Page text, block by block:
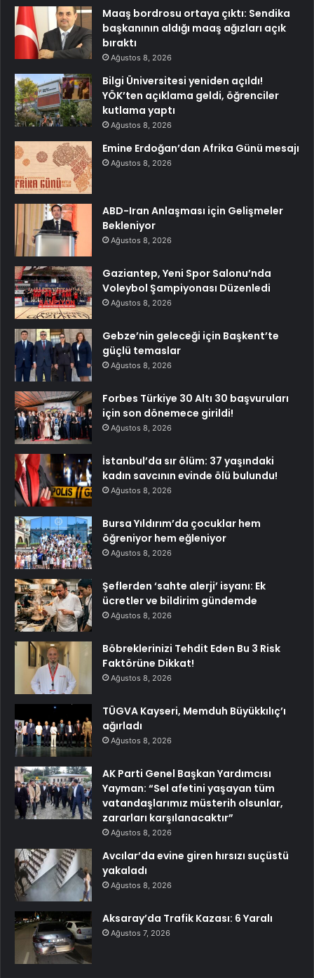
Maaş bordrosu ortaya çıktı: Sendika
başkanının aldığı maaş ağızları açık
bıraktı
Ağustos 8, 2026
Bilgi Üniversitesi yeniden açıldı!
YÖK’ten açıklama geldi, öğrenciler
kutlama yaptı
Ağustos 8, 2026
Emine Erdoğan’dan Afrika Günü mesajı
Ağustos 8, 2026
ABD-Iran Anlaşması için Gelişmeler
Bekleniyor
Ağustos 8, 2026
Gaziantep, Yeni Spor Salonu’nda
Voleybol Şampiyonası Düzenledi
Ağustos 8, 2026
Gebze’nin geleceği için Başkent’te
güçlü temaslar
Ağustos 8, 2026
Forbes Türkiye 30 Altı 30 başvuruları
için son dönemece girildi!
Ağustos 8, 2026
İstanbul’da sır ölüm: 37 yaşındaki
kadın savcının evinde ölü bulundu!
Ağustos 8, 2026
Bursa Yıldırım’da çocuklar hem
öğreniyor hem eğleniyor
Ağustos 8, 2026
Şeflerden ‘sahte alerji’ isyanı: Ek
ücretler ve bildirim gündemde
Ağustos 8, 2026
Böbreklerinizi Tehdit Eden Bu 3 Risk
Faktörüne Dikkat!
Ağustos 8, 2026
TÜGVA Kayseri, Memduh Büyükkılıç’ı
ağırladı
Ağustos 8, 2026
AK Parti Genel Başkan Yardımcısı
Yayman: “Sel afetini yaşayan tüm
vatandaşlarımız müsterih olsunlar,
zararları karşılanacaktır”
Ağustos 8, 2026
Avcılar’da evine giren hırsızı suçüstü
yakaladı
Ağustos 8, 2026
Aksaray’da Trafik Kazası: 6 Yaralı
Ağustos 7, 2026